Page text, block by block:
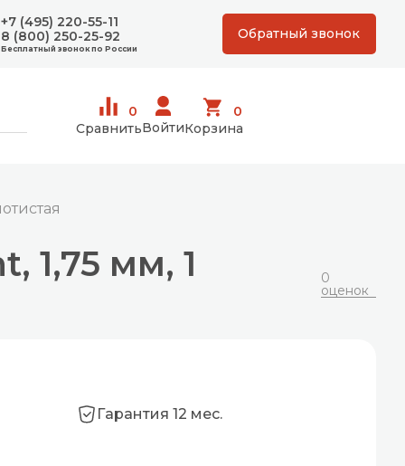
+7 (495) 220-55-11
8 (800) 250-25-92
Бесплатный звонок по России
Обратный звонок
0
СравнитьВойти
0
Корзина
1,75 мм, 1
0
оценок
Гарантия 12 мес.